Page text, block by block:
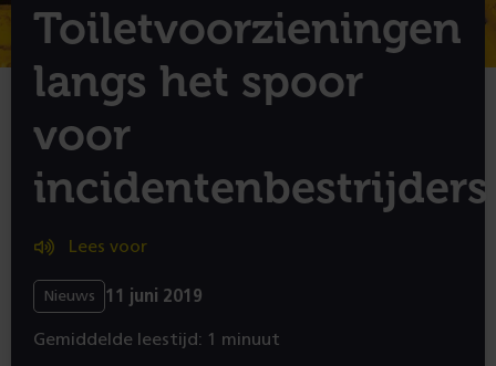
Toiletvoorzieningen
langs het spoor
voor
incidentenbestrijders
Lees voor
Nieuws 11 juni 2019
Gemiddelde leestijd: 1 minuut